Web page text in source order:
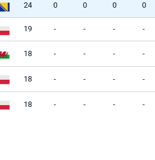
24 0 0 0 0
19 - - - -
18 - - - -
18 - - - -
18 - - - -